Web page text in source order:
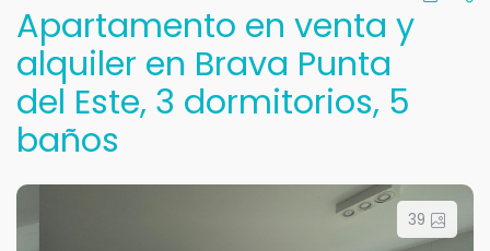
Apartamento en venta y
alquiler en Brava Punta
del Este, 3 dormitorios, 5
baños
39